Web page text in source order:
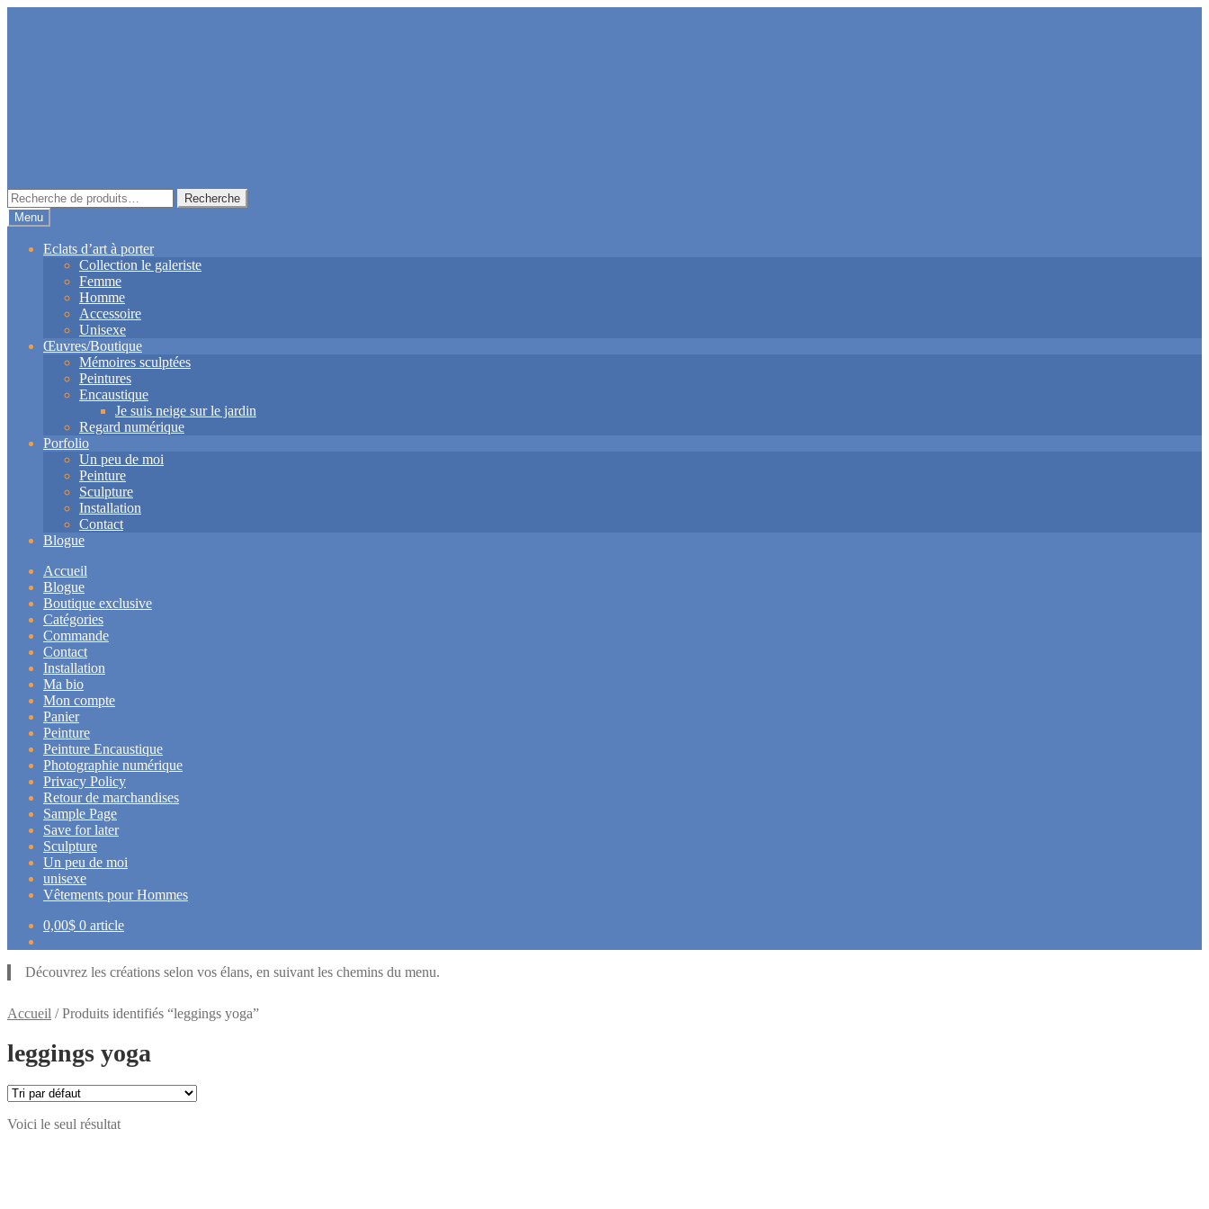
Recherche
pour :
Recherche
Menu
Eclats d’art à porter
Collection le galeriste
Femme
Homme
Accessoire
Unisexe
Œuvres/Boutique
Mémoires sculptées
Peintures
Encaustique
Je suis neige sur le jardin
Regard numérique
Porfolio
Un peu de moi
Peinture
Sculpture
Installation
Contact
Blogue
Accueil
Blogue
Boutique exclusive
Catégories
Commande
Contact
Installation
Ma bio
Mon compte
Panier
Peinture
Peinture Encaustique
Photographie numérique
Privacy Policy
Retour de marchandises
Sample Page
Save for later
Sculpture
Un peu de moi
unisexe
Vêtements pour Hommes
0,00$ 0 article
Découvrez les créations selon vos élans, en suivant les chemins du menu.
Accueil /Produits identifiés “leggings yoga”
leggings yoga
Voici le seul résultat